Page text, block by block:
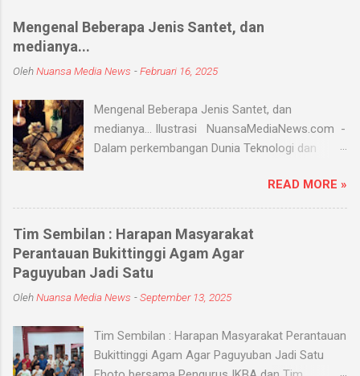
Mengenal Beberapa Jenis Santet, dan
medianya...
OlehNuansa Media News -Februari 16, 2025
Mengenal Beberapa Jenis Santet, dan
medianya... Ilustrasi NuansaMediaNews.com -
Dalam perkembangan Dunia Teknologi dan
yang hingga saat ini masih ada dan berkembang
di masyarakat. Menurut Kamus Besar Bahasa
Indonesia (KBBI) santet berarti sihir, menyihir.
Ilmu Santet merupakan aliran ilmu hitam yang
digunakan untuk mengendalikan alam seperti
supranatural dari paranormal. Biasanya, santet
membahayakan orang lain. Banyak medium
yang digunakan oleh paranormal untuk
READ MORE »
Tim Sembilan : Harapan Masyarakat
Perantauan Bukittinggi Agam Agar
Paguyuban Jadi Satu
OlehNuansa Media News -September 13, 2025
Tim Sembilan : Harapan Masyarakat Perantauan
Bukittinggi Agam Agar Paguyuban Jadi Satu